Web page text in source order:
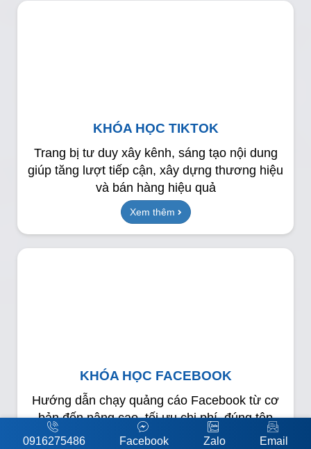
KHÓA HỌC TIKTOK
Trang bị tư duy xây kênh, sáng tạo nội dung
giúp tăng lượt tiếp cận, xây dựng thương hiệu
và bán hàng hiệu quả
Xem thêm
KHÓA HỌC FACEBOOK
Hướng dẫn chạy quảng cáo Facebook từ cơ
bản đến nâng cao, tối ưu chi phí, đúng tệp
khách hàng và tăng doanh thu bền vững
0916275486 Facebook Zalo Email